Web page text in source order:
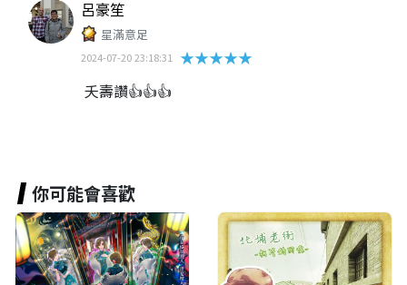
呂豪笙
星滿意足
2024-07-20 23:18:31
★★★★★
夭壽讚👍👍👍
你可能會喜歡